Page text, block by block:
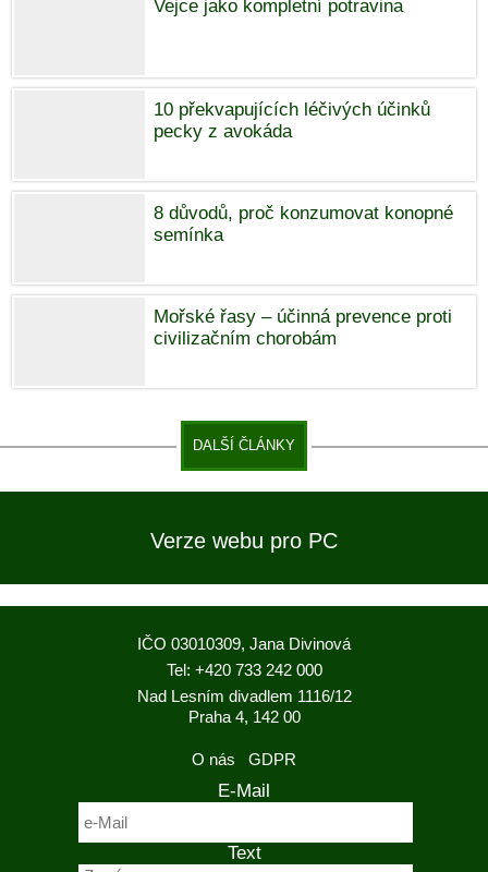
Vejce jako kompletní potravina
10 překvapujících léčivých účinků
pecky z avokáda
8 důvodů, proč konzumovat konopné
semínka
Mořské řasy – účinná prevence proti
civilizačním chorobám
DALŠÍ ČLÁNKY
Verze webu pro PC
IČO 03010309, Jana Divinová
Tel: +420 733 242 000
Nad Lesním divadlem 1116/12
Praha 4, 142 00
O nás GDPR
E-Mail
Text